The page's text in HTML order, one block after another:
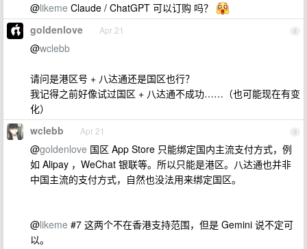
@likeme Claude / ChatGPT 可以订购 吗？
8
goldenlove Apr 21
@wclebb
请问是港区号 + 八达通还是国区也行？
我记得之前好像试过国区 + 八达通不成功……（也可能现在有变
化）
9
wclebb Apr 21
@goldenlove 国区 App Store 只能绑定国内主流支付方式，例
如 Alipay ，WeChat 银联等。所以只能是港区。八达通也并非
中国主流的支付方式，自然也没法用来绑定国区。
@likeme #7 这两个不在香港支持范围，但是 Gemini 说不定可
以。